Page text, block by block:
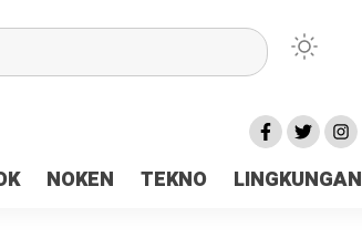
NOKEN TEKNO LINGKUNGAN
Pemilu Ceria Tanah Papua
Kas Daerah Rp23 Miliar Disorot